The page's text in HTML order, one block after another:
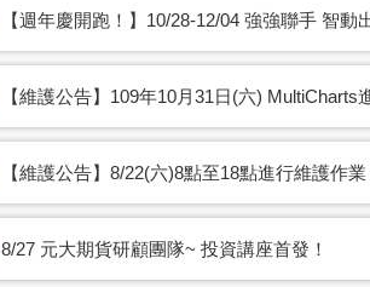
【週年慶開跑！】10/28-12/04 強強聯手 智動
【維護公告】109年10月31日(六)
【維護公告】8/22(六)8點至18點進行維護作業
8/27 元大期貨研顧團隊~ 投資講座首發！